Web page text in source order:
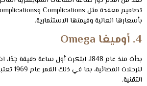
بأسعارها العالية وقيمتها الاستثمارية.
4. أوميغا Omega
بدأت منذ عام 1848، ابتكرت أول ساعة
للرحلات
التقنية.